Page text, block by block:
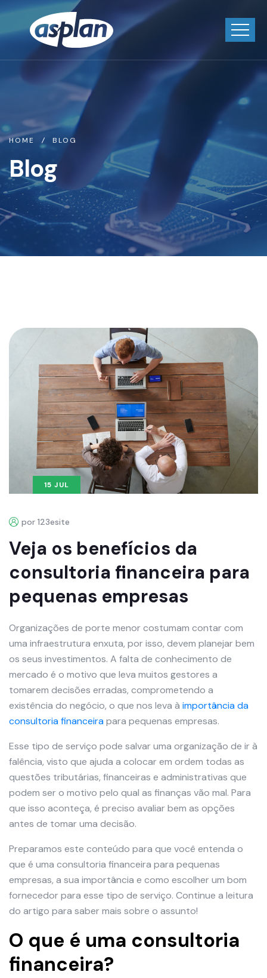
HOME BLOG
Blog
15 JUL
por 123esite
Veja os benefícios da
consultoria financeira para
pequenas empresas
Organizações de porte menor costumam contar com
uma infraestrutura enxuta, por isso, devem planejar bem
os seus investimentos. A falta de conhecimento de
mercado é o motivo que leva muitos gestores a
tomarem decisões erradas, comprometendo a
existência do negócio, o que nos leva à importância da
consultoria financeirapara pequenas empresas.
Esse tipo de serviço pode salvar uma organização de ir à
falência, visto que ajuda a colocar em ordem todas as
questões tributárias, financeiras e administrativas que
podem ser o motivo pelo qual as finanças vão mal. Para
que isso aconteça, é preciso avaliar bem as opções
antes de tomar uma decisão.
Preparamos este conteúdo para que você entenda o
que é uma consultoria financeira para pequenas
empresas, a sua importância e como escolher um bom
fornecedor para esse tipo de serviço. Continue a leitura
do artigo para saber mais sobre o assunto!
O que é uma consultoria
financeira?